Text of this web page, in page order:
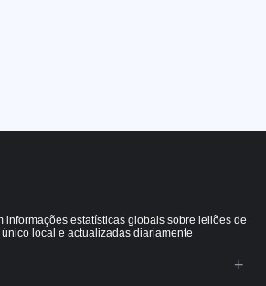
informações estatísticas globais sobre leilões de
local e actualizadas diariamente